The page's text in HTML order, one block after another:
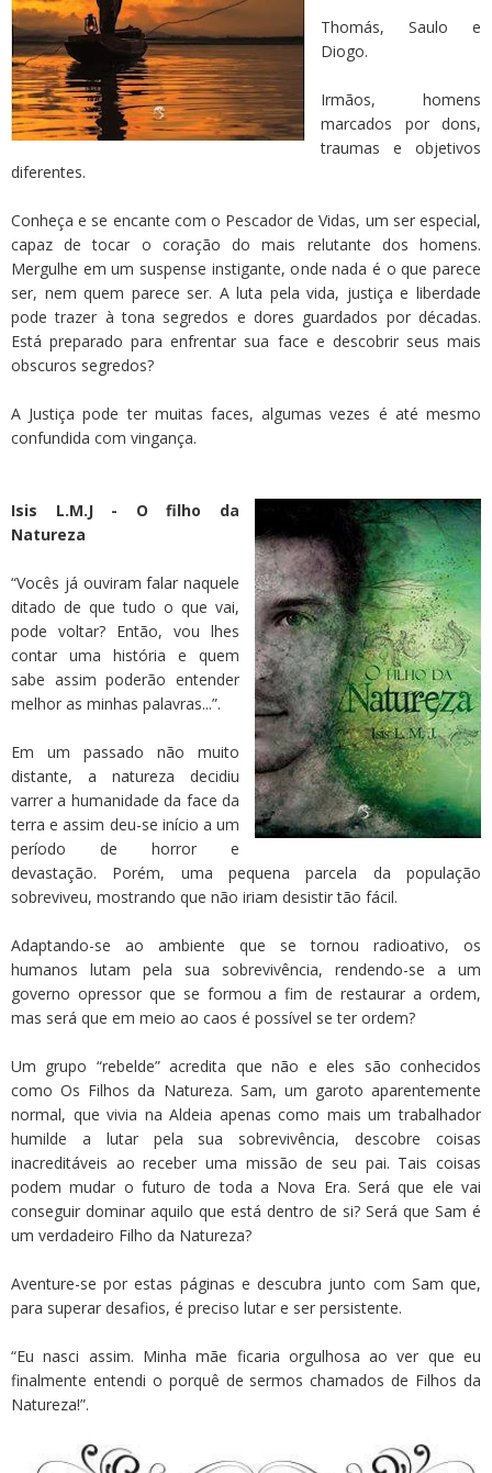
Thomás, Saulo e
Diogo.
Irmãos, homens
marcados por dons,
traumas e objetivos
diferentes.
Conheça e se encante com o Pescador de Vidas, um ser especial,
capaz de tocar o coração do mais relutante dos homens.
Mergulhe em um suspense instigante, onde nada é o que parece
ser, nem quem parece ser. A luta pela vida, justiça e liberdade
pode trazer à tona segredos e dores guardados por décadas.
Está preparado para enfrentar sua face e descobrir seus mais
obscuros segredos?
A Justiça pode ter muitas faces, algumas vezes é até mesmo
confundida com vingança.
Isis L.M.J - O filho da
Natureza
“Vocês já ouviram falar naquele
ditado de que tudo o que vai,
pode voltar? Então, vou lhes
contar uma história e quem
sabe assim poderão entender
melhor as minhas palavras...”.
Em um passado não muito
distante, a natureza decidiu
varrer a humanidade da face da
terra e assim deu-se início a um
período de horror e
devastação. Porém, uma pequena parcela da população
sobreviveu, mostrando que não iriam desistir tão fácil.
Adaptando-se ao ambiente que se tornou radioativo, os
humanos lutam pela sua sobrevivência, rendendo-se a um
governo opressor que se formou a fim de restaurar a ordem,
mas será que em meio ao caos é possível se ter ordem?
Um grupo “rebelde” acredita que não e eles são conhecidos
como Os Filhos da Natureza. Sam, um garoto aparentemente
normal, que vivia na Aldeia apenas como mais um trabalhador
humilde a lutar pela sua sobrevivência, descobre coisas
inacreditáveis ao receber uma missão de seu pai. Tais coisas
podem mudar o futuro de toda a Nova Era. Será que ele vai
conseguir dominar aquilo que está dentro de si? Será que Sam é
um verdadeiro Filho da Natureza?
Aventure-se por estas páginas e descubra junto com Sam que,
para superar desafios, é preciso lutar e ser persistente.
“Eu nasci assim. Minha mãe ficaria orgulhosa ao ver que eu
finalmente entendi o porquê de sermos chamados de Filhos da
Natureza!”.